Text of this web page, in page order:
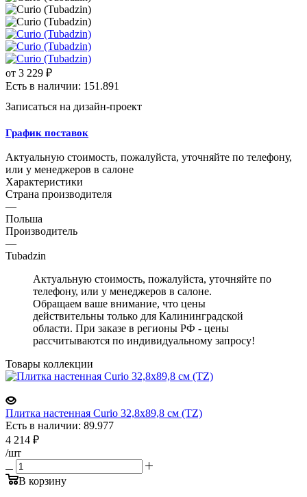
от 3 229 ₽
Есть в наличии: 151.891
Записаться на дизайн-проект
График поставок
Актуальную стоимость, пожалуйста, уточняйте по телефону,
или у менеджеров в салоне
Характеристики
Страна производителя
—
Польша
Производитель
—
Tubadzin
Актуальную стоимость, пожалуйста, уточняйте по
телефону, или у менеджеров в салоне.
Обращаем ваше внимание, что цены
действительны только для Калининградской
области. При заказе в регионы РФ - цены
рассчитываются по индивидуальному запросу!
Товары коллекции
Плитка настенная Curio 32,8x89,8 см (TZ)
Есть в наличии: 89.977
4 214 ₽
/шт
В корзину